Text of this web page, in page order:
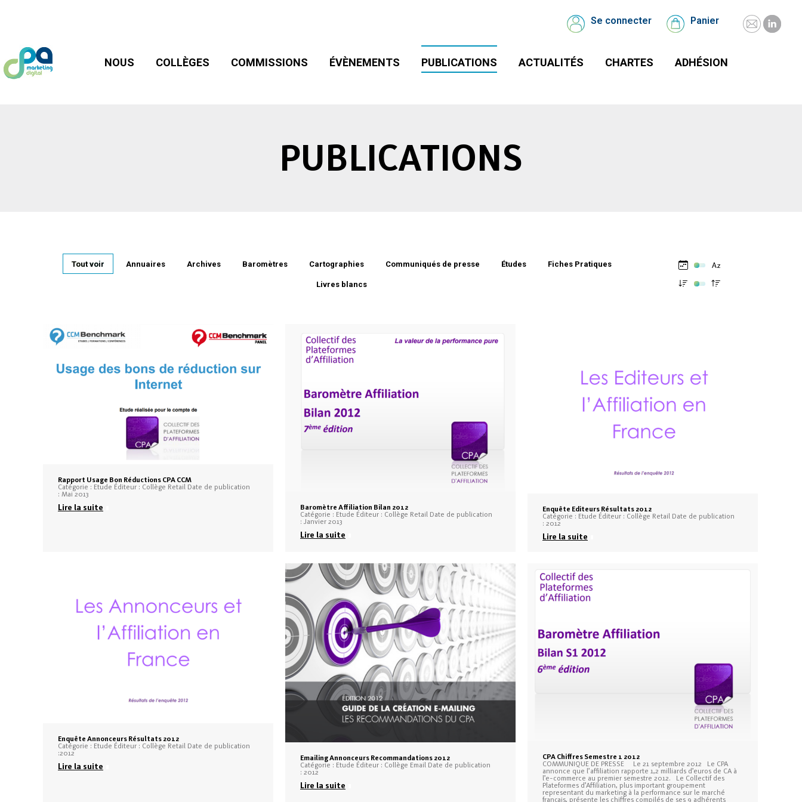
Se connecter Panier
NOUS COLLÈGES COMMISSIONS ÉVÈNEMENTS PUBLICATIONS ACTUALITÉS CHARTES ADHÉSION
PUBLICATIONS
Tout voir Annuaires Archives Baromètres Cartographies Communiqués de presse Études Fiches Pratiques
Livres blancs
Rapport Usage Bon Réductions CPA CCM
Catégorie : Etude Éditeur : Collège Retail Date de publication
: Mai 2013
Lire la suite Baromètre Affiliation Bilan 2012
Catégorie : Etude Éditeur : Collège Retail Date de publication
: Janvier 2013
Lire la suite
Enquête Editeurs Résultats 2012
Catégorie : Etude Éditeur : Collège Retail Date de publication
: 2012
Lire la suite
Enquête Annonceurs Résultats 2012
Catégorie : Etude Éditeur : Collège Retail Date de publication
:2012
Lire la suite
Emailing Annonceurs Recommandations 2012
Catégorie : Etude Éditeur : Collège Email Date de publication
: 2012
Lire la suite
CPA Chiffres Semestre 1 2012
COMMUNIQUE DE PRESSE Le 21 septembre 2012 Le CPA
annonce que l’affiliation rapporte 1,2 milliards d’euros de CA à
l’e-commerce au premier semestre 2012. Le Collectif des
Plateformes d’Affiliation, plus important groupement
representant du marketing à la performance sur le marché
français, présente les chiffres compilés de ses 9 adhérents
ACTUALITÉS CHARTES
Panier